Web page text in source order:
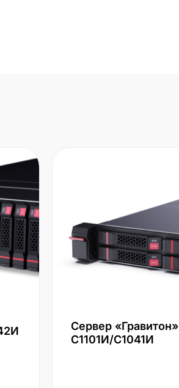
Сервер «Гравитон»
С1101И/С1041И